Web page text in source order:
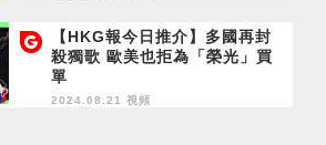
【HKG報今日推介】多國再封
殺獨歌 歐美也拒為「榮光」買
單
2024.08.21 視頻